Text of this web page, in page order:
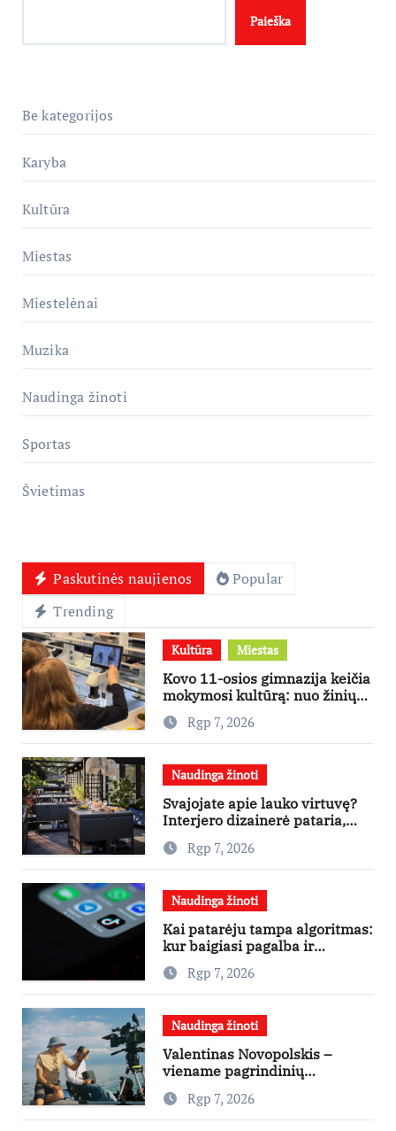
Paieška
Be kategorijos
Karyba
Kultūra
Miestas
Miestelėnai
Muzika
Naudinga žinoti
Sportas
Švietimas
Paskutinės naujienos
Popular
Trending
Kultūra Miestas
Kovo 11-osios gimnazija keičia
mokymosi kultūrą: nuo žinių
kaupimo – prie jų supratimo ir
taikymo
Rgp 7, 2026
Naudinga žinoti
Svajojate apie lauko virtuvę?
Interjero dizainerė pataria,
nuo ko pradėti
Rgp 7, 2026
Naudinga žinoti
Kai patarėju tampa algoritmas:
kur baigiasi pagalba ir
prasideda reklama?
Rgp 7, 2026
Naudinga žinoti
Valentinas Novopolskis –
viename pagrindinių
vaidmenų penkių šalių filme
„Nugalėtoja“: Lietuvos kino
teatruose – nuo rugpjūčio 7-
Rgp 7, 2026